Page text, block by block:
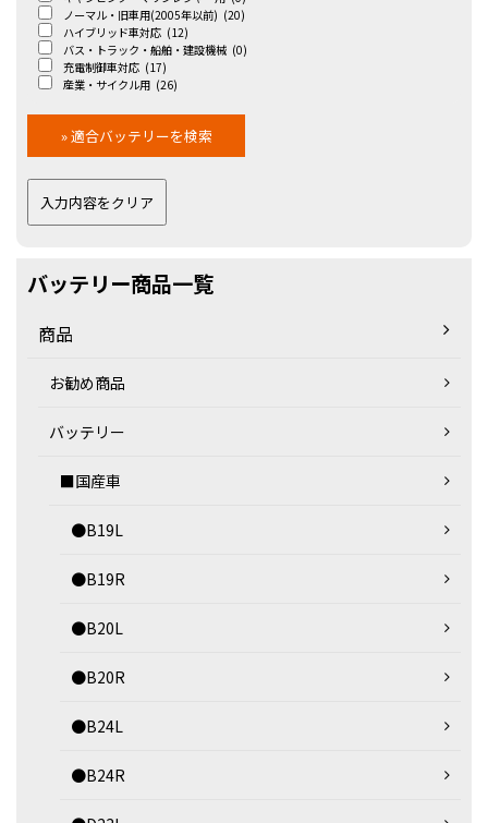
ノーマル・旧車用(2005年以前) (20)
ハイブリッド車対応 (12)
バス・トラック・船舶・建設機械 (0)
充電制御車対応 (17)
産業・サイクル用 (26)
バッテリー商品一覧
商品
お勧め商品
バッテリー
■国産車
●B19L
●B19R
●B20L
●B20R
●B24L
●B24R